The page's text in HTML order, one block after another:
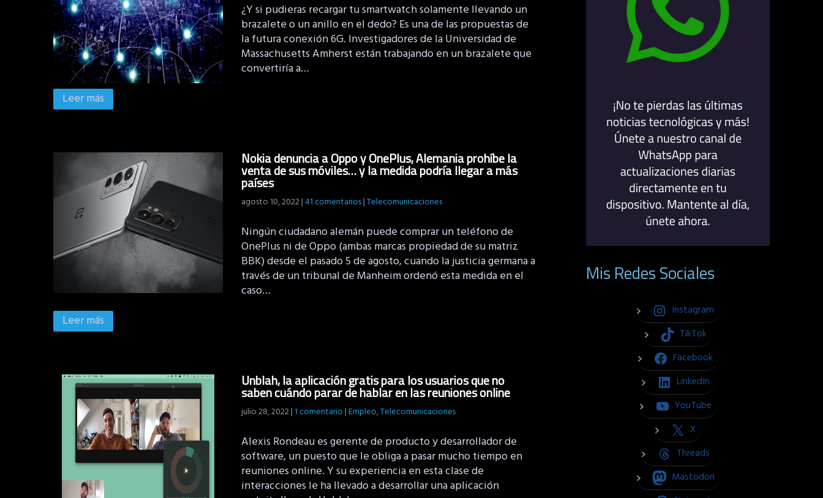
¿Y si pudieras recargar tu smartwatch solamente llevando un
brazalete o un anillo en el dedo? Es una de las propuestas de
la futura conexión 6G. Investigadores de la Universidad de
Massachusetts Amherst están trabajando en un brazalete que
convertiría a…
Leer más
Nokia denuncia a Oppo y OnePlus, Alemania prohíbe la
venta de sus móviles… y la medida podría llegar a más
países
agosto 10, 2022|41 comentarios|Telecomunicaciones
Ningún ciudadano alemán puede comprar un teléfono de
OnePlus ni de Oppo (ambas marcas propiedad de su matriz
BBK) desde el pasado 5 de agosto, cuando la justicia germana a
través de un tribunal de Manheim ordenó esta medida en el
caso…
Leer más
Unblah, la aplicación gratis para los usuarios que no
saben cuándo parar de hablar en las reuniones online
julio 28, 2022|1 comentario|Empleo,Telecomunicaciones
Alexis Rondeau es gerente de producto y desarrollador de
software, un puesto que le obliga a pasar mucho tiempo en
reuniones online. Y su experiencia en esta clase de
interacciones le ha llevado a desarrollar una aplicación
Mis Redes Sociales
Instagram
TikTok
Facebook
LinkedIn
YouTube
X
Threads
Mastodon